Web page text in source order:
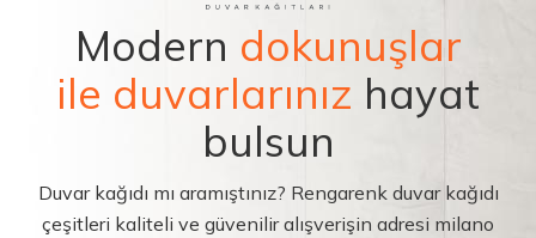
Modern dokunuşlar
ile duvarlarınız hayat
bulsun
Duvar kağıdı mı aramıştınız? Rengarenk duvar kağıdı
çeşitleri kaliteli ve güvenilir alışverişin adresi milano